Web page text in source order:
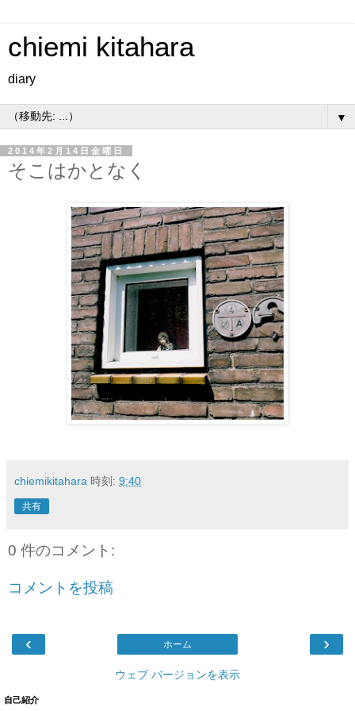
chiemi kitahara
diary
▼
2014年2月14日金曜日
そこはかとなく
chiemikitahara 時刻: 9:40
共有
0 件のコメント:
コメントを投稿
‹ ›
ホーム
ウェブ バージョンを表示
自己紹介